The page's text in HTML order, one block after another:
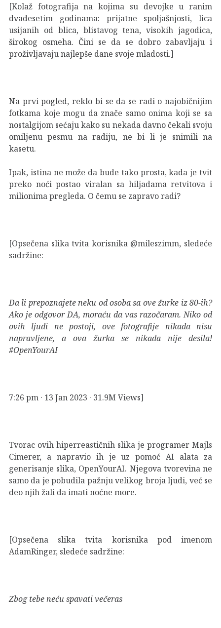
[Kolaž fotografija na kojima su devojke u ranim
dvadesetim godinama: prijatne spoljašnjosti, lica
usijanih od blica, blistavog tena, visokih jagodica,
širokog osmeha. Čini se da se dobro zabavljaju i
proživljavaju najlepše dane svoje mladosti.]
Na prvi pogled, reklo bi se da se radi o najobičnijim
fotkama koje mogu da znače samo onima koji se sa
nostalgijom sećaju kako su nekada davno čekali svoju
omiljenu pesmu na radiju, ne bi li je snimili na
kasetu.
Ipak, istina ne može da bude tako prosta, kada je tvit
preko noći postao viralan sa hiljadama retvitova i
milionima pregleda. O čemu se zapravo radi?
[Opsečena slika tvita korisnika @mileszimm, sledeće
sadržine:
Da li prepoznajete neku od osoba sa ove žurke iz 80-ih?
Ako je odgovor DA, moraću da vas razočaram. Niko od
ovih ljudi ne postoji, ove fotografije nikada nisu
napravljene, a ova žurka se nikada nije desila!
#OpenYourAI
7:26 pm · 13 Jan 2023 · 31.9M Views]
Tvorac ovih hiperreastičnih slika je programer Majls
Cimerer, a napravio ih je uz pomoć AI alata za
generisanje slika, OpenYourAI. Njegova tvorevina ne
samo da je pobudila pažnju velikog broja ljudi, već se
deo njih žali da imati noćne more.
[Opsečena slika tvita korisnika pod imenom
AdamRinger, sledeće sadržine:
Zbog tebe neću spavati večeras